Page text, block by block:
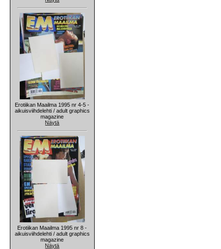
Erotiikan Maailma 1995 nr 4-5 -
aikuisviihdelehti / adult graphics
magazine
Näytä
Erotiikan Maailma 1995 nr 8 -
aikuisviihdelehti / adult graphics
magazine
Näytä